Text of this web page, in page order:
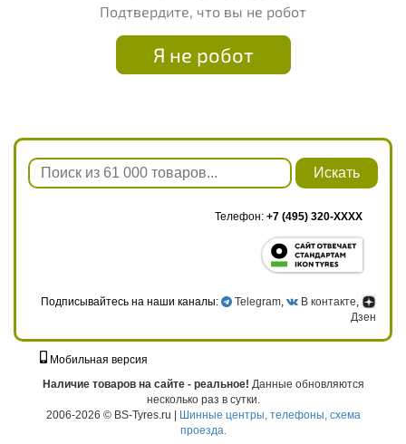
Подтвердите, что вы не робот
Я не робот
Искать
Телефон: +7 (495) 320-XXXX
Подписывайтесь на наши каналы: Telegram , В контакте
Дзен
Мобильная версия
Наличие товаров на сайте - реальное! Данные обновляются
несколько раз в сутки.
2006-2026 © BS-Tyres.ru | Шинные центры, телефоны, схема
проезда.